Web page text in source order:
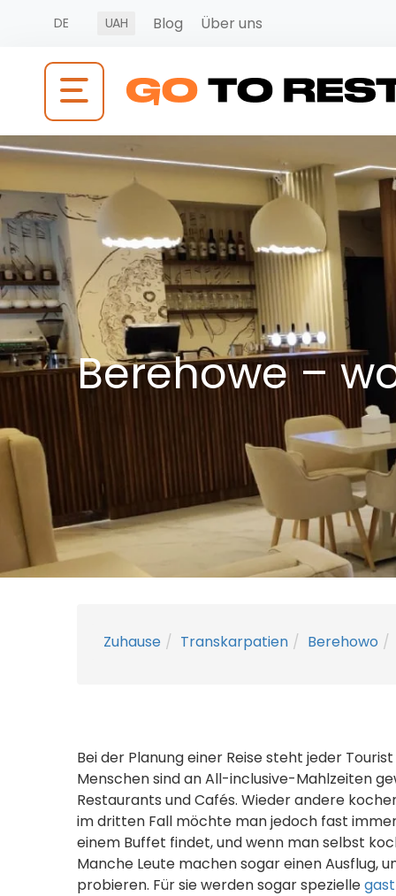
DE UAH Blog Über uns
Berehowe –
Zuhause Transkarpatien Berehowo
Bei der Planung einer Reise steht jeder
Menschen sind an All-inclusive-Mahlzeiten
Restaurants und Cafés. Wieder andere
im dritten Fall möchte man jedoch fast
einem Buffet findet, und wenn man selbst
Manche Leute machen sogar einen Ausflug,
probieren. Für sie werden sogar spezielle